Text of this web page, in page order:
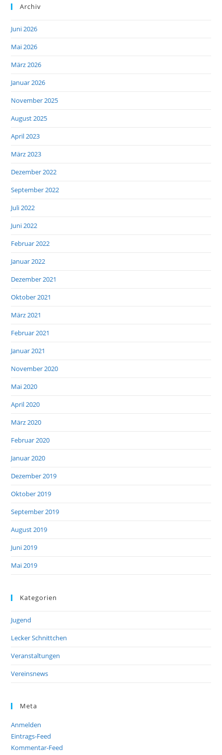
Archiv
Juni 2026
Mai 2026
März 2026
Januar 2026
November 2025
August 2025
April 2023
März 2023
Dezember 2022
September 2022
Juli 2022
Juni 2022
Februar 2022
Januar 2022
Dezember 2021
Oktober 2021
März 2021
Februar 2021
Januar 2021
November 2020
Mai 2020
April 2020
März 2020
Februar 2020
Januar 2020
Dezember 2019
Oktober 2019
September 2019
August 2019
Juni 2019
Mai 2019
Kategorien
Jugend
Lecker Schnittchen
Veranstaltungen
Vereinsnews
Meta
Anmelden
Eintrags-Feed
Kommentar-Feed